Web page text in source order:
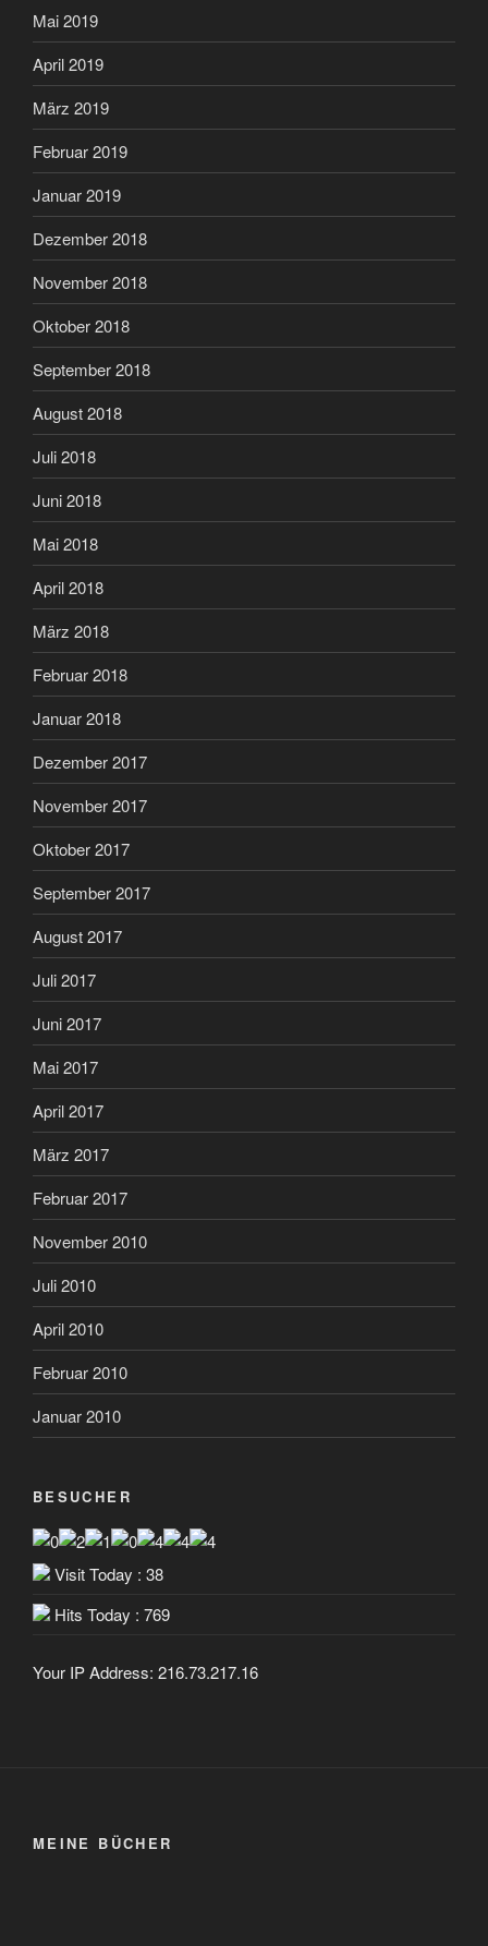
Mai 2019
April 2019
März 2019
Februar 2019
Januar 2019
Dezember 2018
November 2018
Oktober 2018
September 2018
August 2018
Juli 2018
Juni 2018
Mai 2018
April 2018
März 2018
Februar 2018
Januar 2018
Dezember 2017
November 2017
Oktober 2017
September 2017
August 2017
Juli 2017
Juni 2017
Mai 2017
April 2017
März 2017
Februar 2017
November 2010
Juli 2010
April 2010
Februar 2010
Januar 2010
BESUCHER
Visit Today : 38
Hits Today : 769
Your IP Address: 216.73.217.16
MEINE BÜCHER